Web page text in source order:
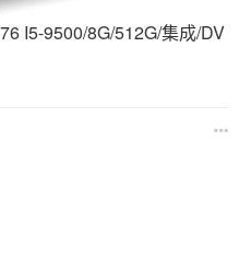
I5-9500/8G/512G/集成/DV